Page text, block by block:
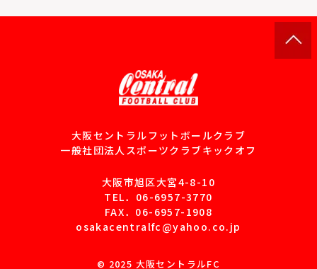
大阪セントラルフットボールクラブ
一般社団法人スポーツクラブキックオフ
大阪市旭区大宮4-8-10
TEL． 06-6957-3770
FAX．06-6957-1908
osakacentralfc@yahoo.co.jp
© 2025 大阪セントラルFC